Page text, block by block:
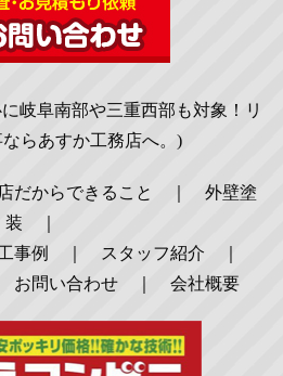
岐阜南部や三重西部も対象！リ
らあすか工務店へ。)
だからできること
外壁塗
装
事例 スタッフ紹介
お問い合わせ 会社概要